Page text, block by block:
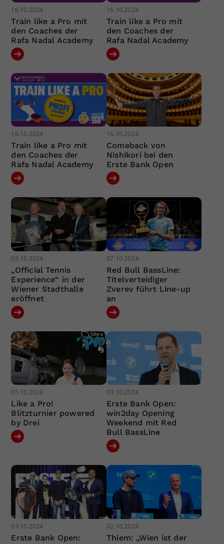
16.10.2024
Train like a Pro mit
den Coaches der
Rafa Nadal Academy
16.10.2024
Train like a Pro mit
den Coaches der
Rafa Nadal Academy
16.10.2024
Train like a Pro mit
den Coaches der
Rafa Nadal Academy
16.10.2024
Comeback von
Nishikori bei den
Erste Bank Open
09.10.2024
„Official Tennis
Experience“ in der
Wiener Stadthalle
eröffnet
07.10.2024
Red Bull BassLine:
Titelverteidiger
Zverev führt Line-up
an
05.10.2024
Like a Pro!
Blitzturnier powered
by Drei
03.10.2024
Erste Bank Open:
win2day Opening
Weekend mit Red
Bull BassLine
03.10.2024
Erste Bank Open:
02.10.2024
Thiem: „Wien ist der